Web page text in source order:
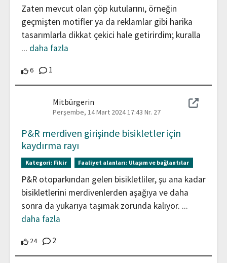
Zaten mevcut olan çöp kutularını, örneğin
geçmişten motifler ya da reklamlar gibi harika
tasarımlarla dikkat çekici hale getirirdim; kuralla
... daha fazla
66 Katılımcılar bu katkıyı destekliyor
1
Mitbürgerin
Perşembe, 14 Mart 2024 17:43 Nr. 27
P&R merdiven girişinde bisikletler için
kaydırma rayı
Kategori: Fikir Faaliyet alanları: Ulaşım ve bağlantılar
P&R otoparkından gelen bisikletliler, şu ana kadar
bisikletlerini merdivenlerden aşağıya ve daha
sonra da yukarıya taşımak zorunda kalıyor. ...
daha fazla
2424 Katılımcılar bu katkıyı destekliyor
2